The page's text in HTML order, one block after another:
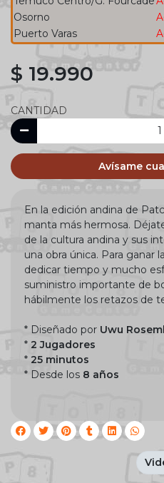
Osorno
Puerto Varas
$ 19.990
CANTIDAD
Avísame
En la edición andina de
manta más hermosa.
de la cultura andina y sus
una obra única. Para ganar
dedicar tiempo y mucho
suministro importante de
hábilmente los retazos de
* Diseñado por Uwu
* 2 Jugadores
* 25 minutos
* Desde los 8 años